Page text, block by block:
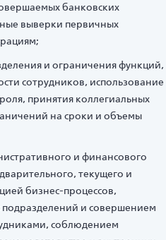
банковских
выверки первичных
и ограничения функций,
сотрудников, использование
принятия коллегиальных
на сроки и объемы
и финансового
текущего и
бизнес-процессов,
подразделений и совершением
соблюдением